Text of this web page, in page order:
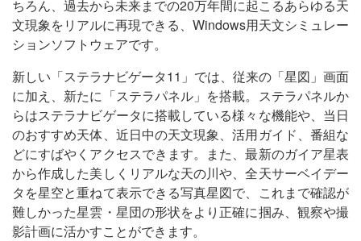
ちろん、過去から未来までの20万年間に起こるあらゆる天
文現象をリアルに再現できる、Windows用天文シミュレー
ションソフトウェアです。
新しい「ステラナビゲータ11」では、従来の「星図」画面
に加え、新たに「ステラパネル」を搭載。ステラパネルか
らはステラナビゲータに搭載している様々な機能や、当日
のおすすめ天体、近日中の天文現象、活用ガイド、番組な
どにすばやくアクセスできます。また、最新のガイア星表
から作成した美しくリアルな天の川や、全天サーベイデー
タを星空と重ねて表示できる写真星図で、これまで確認が
難しかった星雲・星団の形状をより正確に掴み、観察や撮
影計画に活かすことができます。